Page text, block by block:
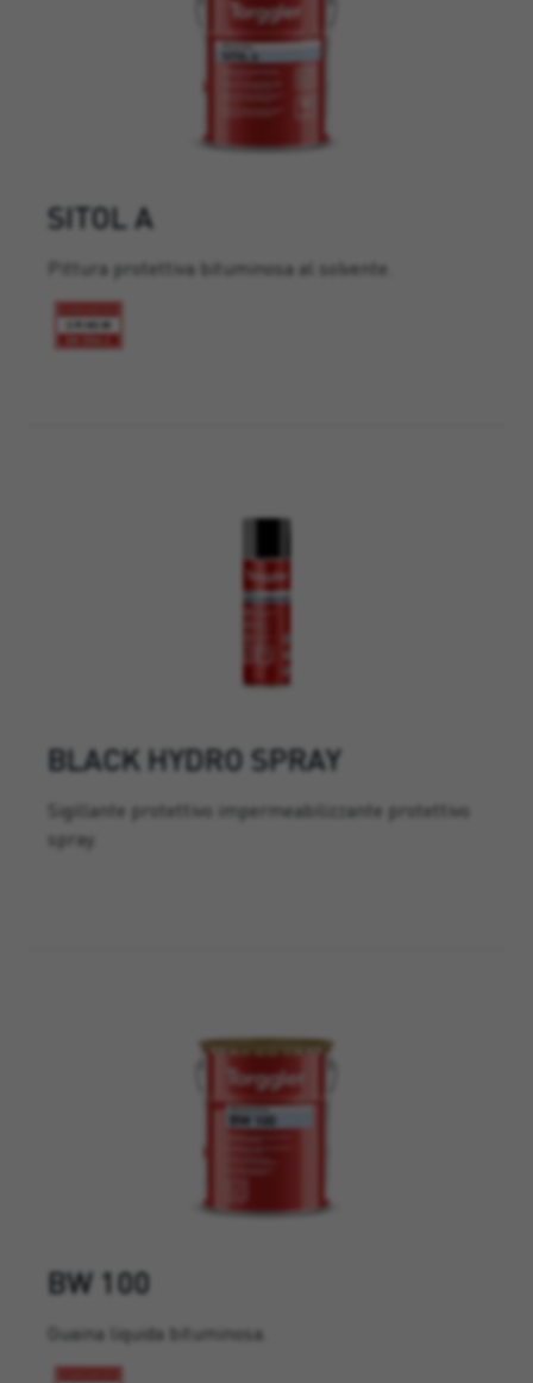
SITOL A
Pittura protettiva bituminosa al solvente.
BLACK HYDRO SPRAY
Sigillante protettivo impermeabilizzante protettivo
spray.
BW 100
Guaina liquida bituminosa.